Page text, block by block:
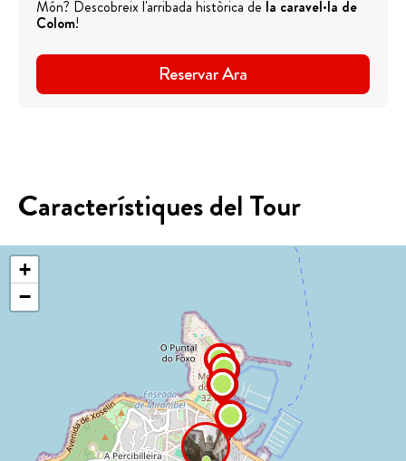
Món? Descobreix l'arribada històrica de la caravel·la de
Colom!
Reservar Ara
Característiques del Tour
+
−